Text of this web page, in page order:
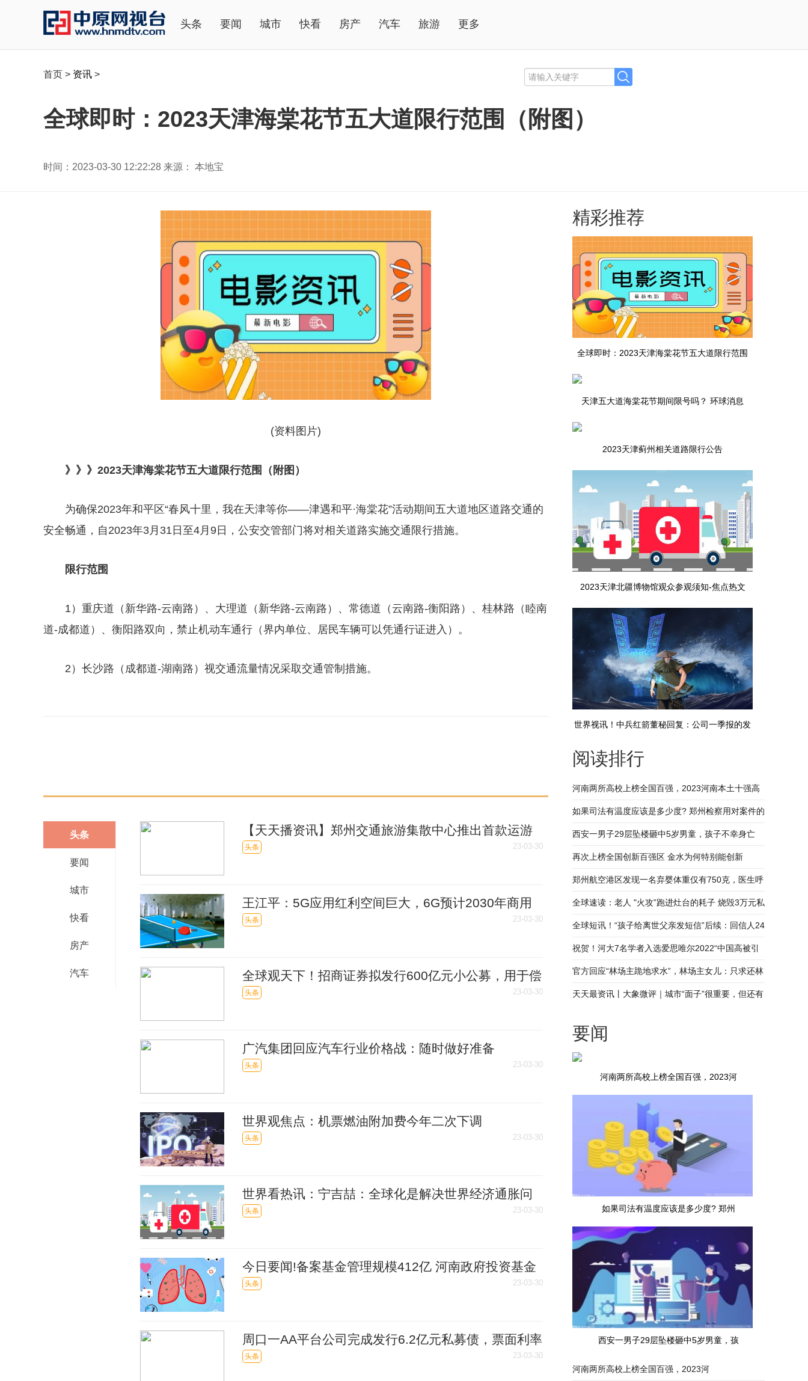
头条 要闻 城市 快看 房产 汽车 旅游 更多
首页 > 资讯 >
全球即时：2023天津海棠花节五大道限行范围（附图）
时间：2023-03-30 12:22:28 来源： 本地宝
(资料图片)
》》》2023天津海棠花节五大道限行范围（附图）
为确保2023年和平区“春风十里，我在天津等你——津遇和平·海棠花”活动期间五大道地区道路交通的
安全畅通，自2023年3月31日至4月9日，公安交管部门将对相关道路实施交通限行措施。
限行范围
1）重庆道（新华路-云南路）、大理道（新华路-云南路）、常德道（云南路-衡阳路）、桂林路（睦南
道-成都道）、衡阳路双向，禁止机动车通行（界内单位、居民车辆可以凭通行证进入）。
2）长沙路（成都道-湖南路）视交通流量情况采取交通管制措施。
头条
要闻
城市
快看
房产
汽车
【天天播资讯】郑州交通旅游集散中心推出首款运游
融合产品
头条 23-03-30
王江平：5G应用红利空间巨大，6G预计2030年商用
丨博鳌论道
头条 23-03-30
全球观天下！招商证券拟发行600亿元小公募，用于偿
还到期债务等
头条 23-03-30
广汽集团回应汽车行业价格战：随时做好准备
头条 23-03-30
世界观焦点：机票燃油附加费今年二次下调
头条 23-03-30
世界看热讯：宁吉喆：全球化是解决世界经济通胀问
题的有效途径
头条 23-03-30
今日要闻!备案基金管理规模412亿 河南政府投资基金
的汇融实践
头条 23-03-30
周口一AA平台公司完成发行6.2亿元私募债，票面利率
6.50％-世界热资讯
头条 23-03-30
精彩推荐
全球即时：2023天津海棠花节五大道限行范围
天津五大道海棠花节期间限号吗？ 环球消息
2023天津蓟州相关道路限行公告
2023天津北疆博物馆观众参观须知-焦点热文
世界视讯！中兵红箭董秘回复：公司一季报的发
布时间为2023年4月25日
阅读排行
河南两所高校上榜全国百强，2023河南本土十强高
校新鲜出炉
如果司法有温度应该是多少度? 郑州检察用对案件的
态度告诉你|全球最资讯
西安一男子29层坠楼砸中5岁男童，孩子不幸身亡
再次上榜全国创新百强区 金水为何特别能创新
郑州航空港区发现一名弃婴体重仅有750克，医生呼
吁父母尽快来医院-环球实时
全球速读：老人 "火攻”跑进灶台的耗子 烧毁3万元私
房钱
全球短讯！“孩子给离世父亲发短信”后续：回信人24
岁，彼此没有再打扰
祝贺！河大7名学者入选爱思唯尔2022“中国高被引
学者”榜单
官方回应“林场主跪地求水”，林场主女儿：只求还林
场应有的水源 当前简讯
天天最资讯丨大象微评｜城市“面子”很重要，但还有
要闻
河南两所高校上榜全国百强，2023河
如果司法有温度应该是多少度? 郑州
西安一男子29层坠楼砸中5岁男童，孩
河南两所高校上榜全国百强，2023河